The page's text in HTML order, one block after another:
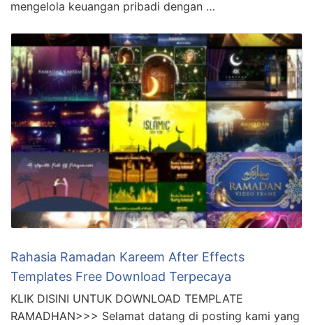
mengelola keuangan pribadi dengan …
Rahasia Ramadan Kareem After Effects
Templates Free Download Terpecaya
KLIK DISINI UNTUK DOWNLOAD TEMPLATE
RAMADHAN>>> Selamat datang di posting kami yang